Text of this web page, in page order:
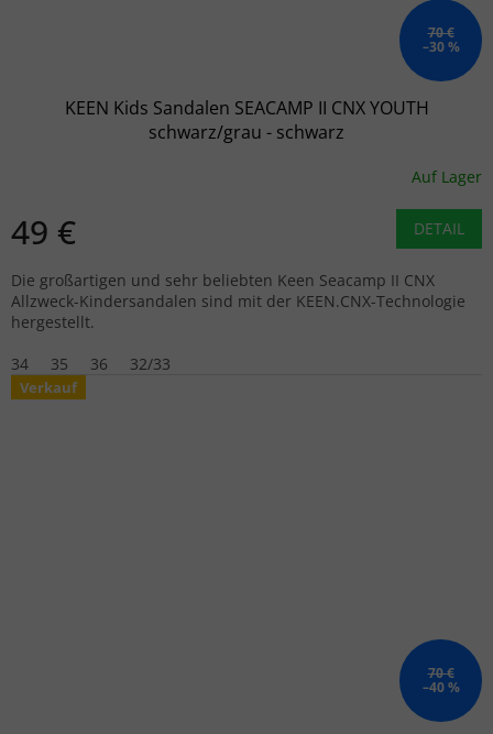
70 €
–30 %
KEEN Kids Sandalen SEACAMP II CNX YOUTH
schwarz/grau - schwarz
Auf Lager
49 € DETAIL
Die großartigen und sehr beliebten Keen Seacamp II CNX
Allzweck-Kindersandalen sind mit der KEEN.CNX-Technologie
hergestellt.
34
35 36 32/33
Verkauf
70 €
–40 %